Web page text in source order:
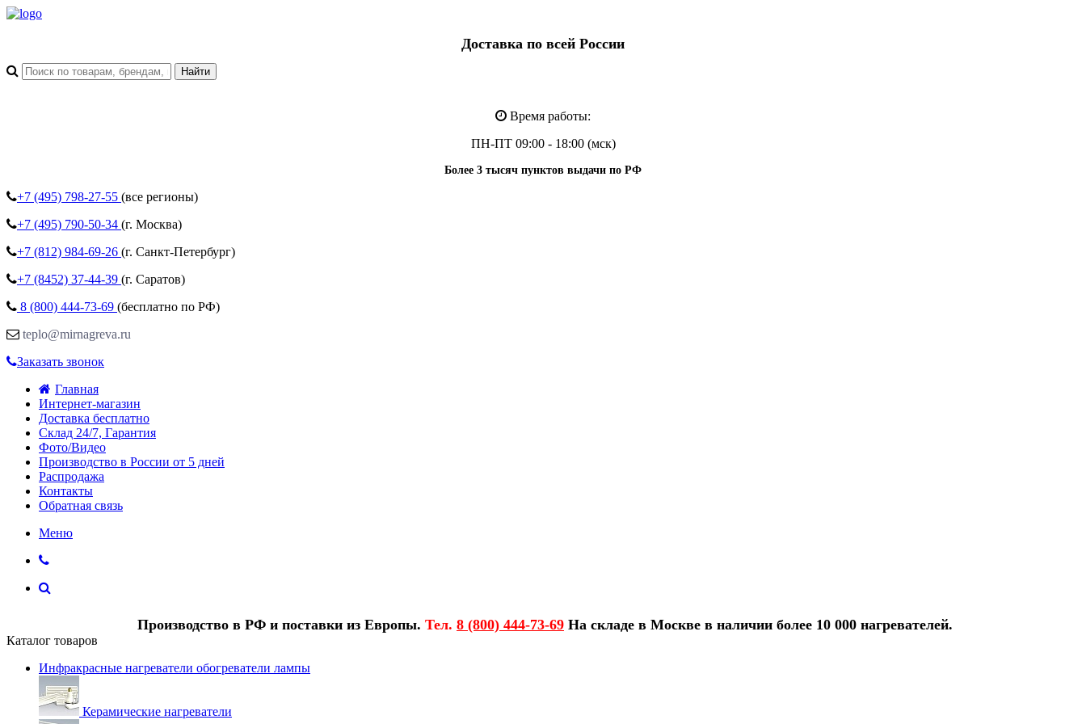
Доставка по всей России
Время работы:
ПН-ПТ 09:00 - 18:00 (мск)
Более 3 тысяч пунктов выдачи по РФ
+7 (495) 798-27-55 (все регионы)
+7 (495) 790-50-34 (г. Москва)
+7 (812) 984-69-26 (г. Санкт-Петербург)
+7 (8452) 37-44-39 (г. Саратов)
8 (800) 444-73-69 (бесплатно по РФ)
teplo@mirnagreva.ru
Заказать звонок
Главная
Интернет-магазин
Доставка бесплатно
Склад 24/7, Гарантия
Фото/Видео
Производство в России от 5 дней
Распродажа
Контакты
Обратная связь
Меню
Производство в РФ и поставки из Европы. Тел. 8 (800) 444-73-69 На складе в Москве в наличии более 10 000 нагревателей.
Каталог товаров
Инфракрасные нагреватели обогреватели лампы
Керамические нагреватели